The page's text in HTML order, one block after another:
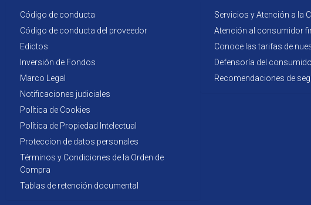
Código de conducta
Código de conducta del proveedor
Edictos
Inversión de Fondos
Marco Legal
Notificaciones judiciales
Política de Cookies
Política de Propiedad Intelectual
Proteccion de datos personales
Términos y Condiciones de la Orden de
Compra
Tablas de retención documental
Servicios y Atención a la
Atención al consumidor
Conoce las tarifas de
Defensoría del
Recomendaciones de